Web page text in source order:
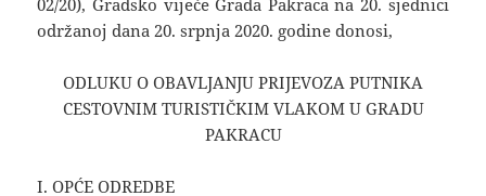
02/20), Gradsko vijeće Grada Pakraca na 20. sjednici
održanoj dana 20. srpnja 2020. godine donosi,
ODLUKU O OBAVLJANJU PRIJEVOZA PUTNIKA
CESTOVNIM TURISTIČKIM VLAKOM U GRADU
PAKRACU
I. OPĆE ODREDBE